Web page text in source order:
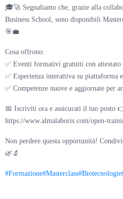
🎓🚀 Segnaliamo che, grazie alla
Business School, sono disponibili
🎯💼
Cosa offrono:
✅ Eventi formativi gratuiti con attestato
✅ Esperienza interattiva su piattaforma
✅ Competenze nuove e aggiornate per
📅 Iscriviti ora e assicurati il tuo posto
https://www.almalaboris.com/open-
Non perdere questa opportunità!
🌿🔬
#Formazione#Masterclass#Biotecnologie